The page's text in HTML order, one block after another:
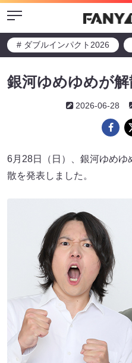
Menu
# ダブルインパクト2026
銀河ゆめゆめが
2026-06-28
6月28日（日）、銀河ゆめ
散を発表しました。